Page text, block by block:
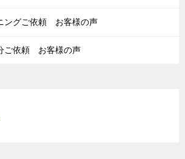
ングご依頼 お客様の声
ご依頼 お客様の声